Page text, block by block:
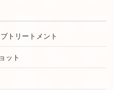
トリートメント
ット